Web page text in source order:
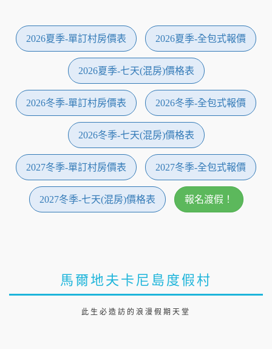
2026夏季-單訂村房價表 2026夏季-全包式報價
2026夏季-七天(混房)價格表
2026冬季-單訂村房價表 2026冬季-全包式報價
2026冬季-七天(混房)價格表
2027冬季-單訂村房價表 2027冬季-全包式報價
2027冬季-七天(混房)價格表 報名渡假！
馬爾地夫卡尼島度假村
此生必造訪的浪漫假期天堂